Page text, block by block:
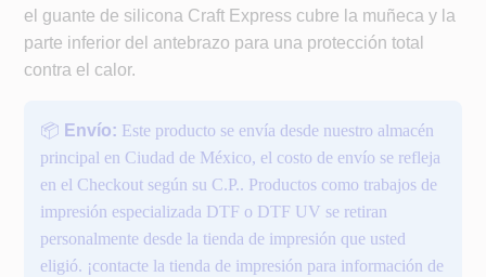
el guante de silicona Craft Express cubre la muñeca y la
parte inferior del antebrazo para una protección total
contra el calor.
📦 Envío: Este producto se envía desde nuestro almacén
principal en Ciudad de México, el costo de envío se refleja
en el Checkout según su C.P.. Productos como trabajos de
impresión especializada DTF o DTF UV se retiran
personalmente desde la tienda de impresión que usted
eligió. ¡contacte la tienda de impresión para información de